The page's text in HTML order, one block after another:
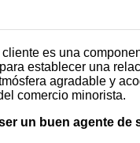
es una
establecer una
agradable y
comercio minorista.
un buen agente de